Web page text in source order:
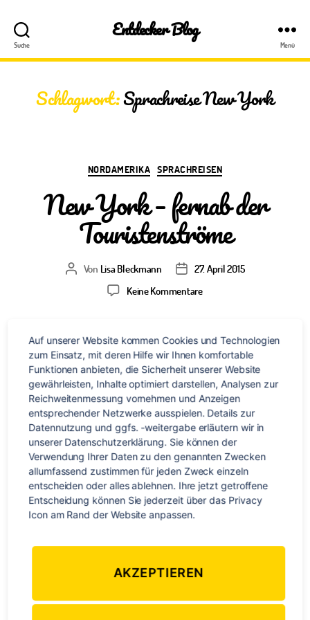
Suche
Entdecker Blog
Menü
Schlagwort:Sprachreise New York
Kategorien
NORDAMERIKA SPRACHREISEN
New York – fernab der
Touristenströme
Beitragsautor
Von Lisa Bleckmann Veröffentlichungsdatum
27. April 2015
Keine Kommentarezu
–
fernab
der
Touristenströme
aber ist ja noch ewig hin…“ Und dann „zack“ ist es doch
Auf unserer Website kommen Cookies und Technologien
zum Einsatz, mit deren Hilfe wir Ihnen komfortable
Funktionen anbieten, die Sicherheit unserer Website
gewährleisten, Inhalte optimiert darstellen, Analysen zur
Reichweitenmessung vornehmen und Anzeigen
entsprechender Netzwerke ausspielen. Details zur
Datennutzung und ggfs. -weitergabe erläutern wir in
unserer Datenschutzerklärung. Sie können der
Verwendung Ihrer Daten zu den genannten Zwecken
allumfassend zustimmen für jeden Zweck einzeln
entscheiden oder alles ablehnen. Ihre jetzt getroffene
Entscheidung können Sie jederzeit über das Privacy
Icon am Rand der Website anpassen.
AKZEPTIEREN